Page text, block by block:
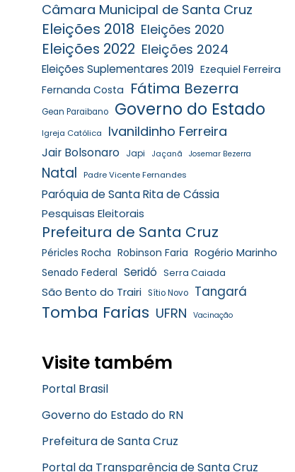
Câmara Municipal de Santa Cruz
Eleições 2018 Eleições 2020
Eleições 2022 Eleições 2024
Eleições Suplementares 2019 Ezequiel Ferreira
Fernanda Costa Fátima Bezerra
Gean Paraibano Governo do Estado
Igreja Católica Ivanildinho Ferreira
Jair Bolsonaro Japi Jaçanã Josemar Bezerra
Natal Padre Vicente Fernandes
Paróquia de Santa Rita de Cássia
Pesquisas Eleitorais
Prefeitura de Santa Cruz
Péricles Rocha Robinson Faria Rogério Marinho
Senado Federal Seridó Serra Caiada
São Bento do Trairi Sítio Novo Tangará
Tomba Farias UFRN Vacinação
Visite também
Portal Brasil
Governo do Estado do RN
Prefeitura de Santa Cruz
Portal da Transparência de Santa Cruz